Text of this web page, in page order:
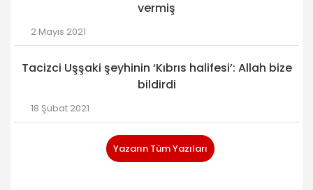
vermiş
2 Mayıs 2021
Tacizci Uşşaki şeyhinin ‘Kıbrıs halifesi’: Allah bize
bildirdi
18 Şubat 2021
Yazarın Tüm Yazıları